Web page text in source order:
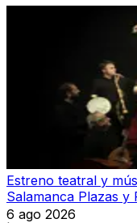
Estreno teatral y
Salamanca Plazas y
6 ago 2026